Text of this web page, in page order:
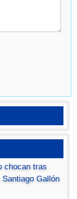
chocan tras
Gallón